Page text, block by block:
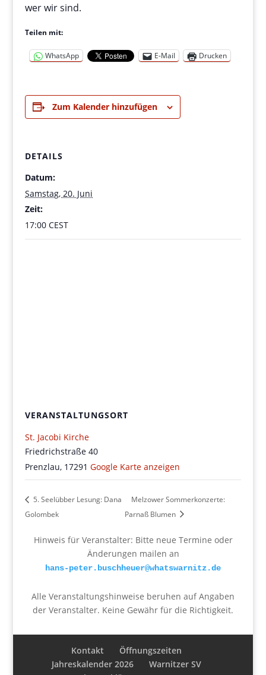
wer wir sind.
Teilen mit:
WhatsApp E-Mail Drucken
Zum Kalender hinzufügen
DETAILS
Datum:
Samstag, 20. Juni
Zeit:
17:00CEST
VERANSTALTUNGSORT
St. Jacobi Kirche
Friedrichstraße 40
Prenzlau, 17291 Google Karte anzeigen
5. Seelübber Lesung: Dana
Golombek
Melzower Sommerkonzerte:
Parnaß Blumen
Hinweis für Veranstalter: Bitte neue Termine oder
Änderungen mailen an
hans-peter.buschheuer@whatswarnitz.de
Alle Veranstaltungshinweise beruhen auf Angaben
der Veranstalter. Keine Gewähr für die Richtigkeit.
Kontakt
Öffnungszeiten
Jahreskalender 2026
Warnitzer SV